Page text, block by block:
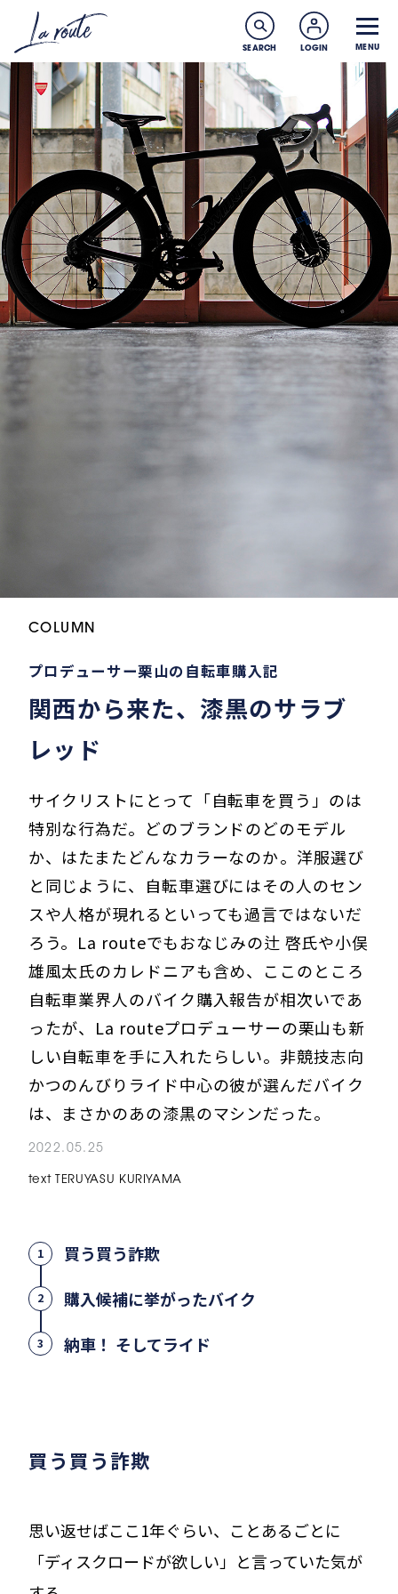
SEARCH LOGIN MENU
COLUMN
プロデューサー栗山の自転車購入記
関西から来た、漆黒のサラブ
レッド
サイクリストにとって「自転車を買う」のは
特別な行為だ。どのブランドのどのモデル
か、はたまたどんなカラーなのか――。洋服選び
と同じように、自転車選びにはその人のセン
スや人格が現れるといっても過言ではないだ
ろう。La routeでもおなじみの辻 啓氏や小俣
雄風太氏のカレドニアも含め、ここのところ
自転車業界人のバイク購入報告が相次いであ
ったが、La routeプロデューサーの栗山も新
しい自転車を手に入れたらしい。非競技志向
かつのんびりライド中心の彼が選んだバイク
は、まさかのあの漆黒のマシンだった。
2022.05.25
text TERUYASU KURIYAMA
1 買う買う詐欺
2 購入候補に挙がったバイク
3 納車！ そしてライド
買う買う詐欺
思い返せばここ1年ぐらい、ことあるごとに
「ディスクロードが欲しい」と言っていた気が